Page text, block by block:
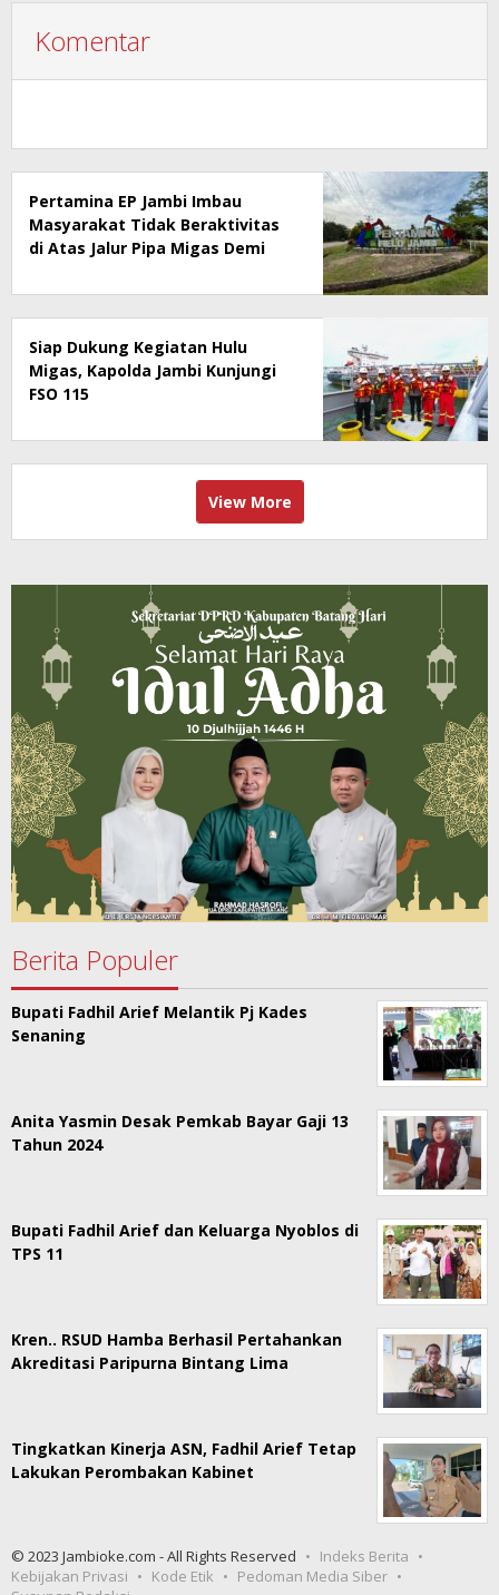
Komentar
Pertamina EP Jambi Imbau
Masyarakat Tidak Beraktivitas
di Atas Jalur Pipa Migas Demi
Siap Dukung Kegiatan Hulu
Migas, Kapolda Jambi Kunjungi
FSO 115
View More
Berita Populer
Bupati Fadhil Arief Melantik Pj Kades
Senaning
Anita Yasmin Desak Pemkab Bayar Gaji 13
Tahun 2024
Bupati Fadhil Arief dan Keluarga Nyoblos di
TPS 11
Kren.. RSUD Hamba Berhasil Pertahankan
Akreditasi Paripurna Bintang Lima
Tingkatkan Kinerja ASN, Fadhil Arief Tetap
Lakukan Perombakan Kabinet
© 2023 Jambioke.com - All Rights Reserved
Indeks Berita
Kebijakan Privasi
Kode Etik
Pedoman Media Siber